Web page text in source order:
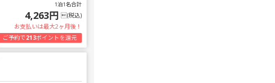
1泊1名合計
4,263円 (税込)
お支払いは最大2ヶ月後！
ご予約で213ポイントを還元